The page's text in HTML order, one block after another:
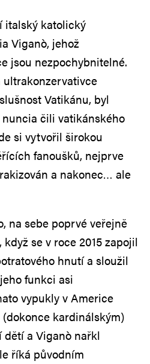
italský katolický
Viganò, jehož
jsou nezpochybnitelné.
ultrakonzervativce
Vatikánu, byl
čili vatikánského
si vytvořil širokou
fanoušků, nejprve
a nakonec… ale
na sebe poprvé veřejně
se v roce 2015 zapojil
hnutí a sloužil
funkci asi
vypukly v Americe
kardinálským)
a Viganò nařkl
říká původním